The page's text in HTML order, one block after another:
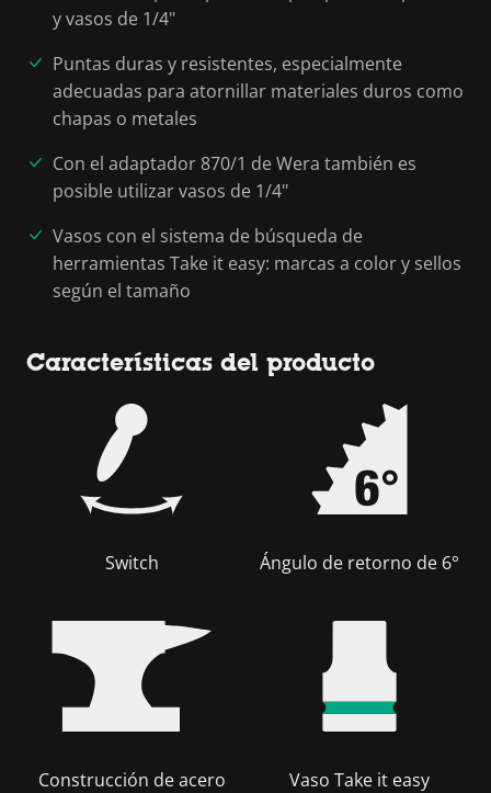
y vasos de 1/4"
Puntas duras y resistentes, especialmente
adecuadas para atornillar materiales duros como
chapas o metales
Con el adaptador 870/1 de Wera también es
posible utilizar vasos de 1/4"
Vasos con el sistema de búsqueda de
herramientas Take it easy: marcas a color y sellos
según el tamaño
Características del producto
Switch Ángulo de retorno de 6°
Construcción de acero
Vaso Take it easy